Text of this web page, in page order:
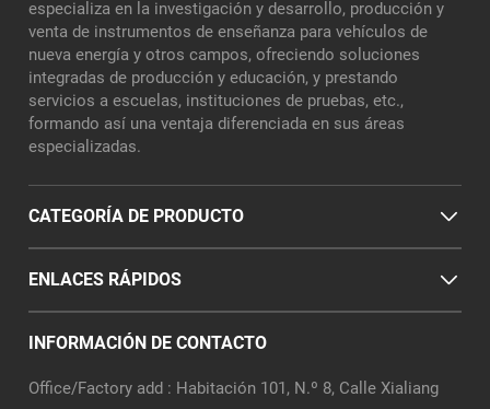
especializa en la investigación y desarrollo, producción y
venta de instrumentos de enseñanza para vehículos de
nueva energía y otros campos, ofreciendo soluciones
integradas de producción y educación, y prestando
servicios a escuelas, instituciones de pruebas, etc.,
formando así una ventaja diferenciada en sus áreas
especializadas.
CATEGORÍA DE PRODUCTO
ENLACES RÁPIDOS
INFORMACIÓN DE CONTACTO
Office/Factory add : Habitación 101, N.º 8, Calle Xialiang